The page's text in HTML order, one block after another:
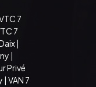
7
7
|
|
Privé
| VAN 7